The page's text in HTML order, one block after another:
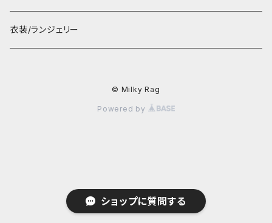
ショップに質問する
衣装/ランジェリー
© Milky Rag
Powered by